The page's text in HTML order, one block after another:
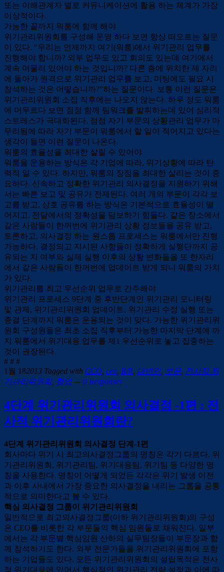
또는 이해관계자 별로 커뮤니케이션에 활용 하는 체계가 가장
이상적이다.
가능한 끝까지 워룸에 함께 해야
위기관리위원회를 구성해 운영 하다 보면 항상 떠오르는 질문
이 있다. “우리는 언제까지 여기(워룸)에서 위기관리 업무를
진행해야 합니까? 외부 업무도 있고 회의도 있는데 여기에서
계속 머물러 있어야 하는 것입니까? 다른 층에 위치한 제 자리
에 돌아가 원격으로 위기관리 업무를 보고, 미팅에도 필요 시
참석하는 것은 어떻습니까?”하는 질문이다. 보통 이런 질문은
위기관리위원회 소집 직후에는 나오지 않는다. 하루 정도 워룸
에 머무르다 보면 점점 함께 팀워크를 발휘하는데 있어 심리적
스트레스가 극대화된다. 점점 자기 부문의 상황관리 업무가 마
무리됨에 따라 자기 부문이 워룸에서 할 일이 적어지고 있다는
생각이 들면 이런 질문이 나온다.
워룸의 효율성을 최대한 살릴 수 있어야
워룸을 운용하는 방식은 각 기업에 따라, 위기상황에 따라 탄
력적 일 수 있다. 하지만, 워룸의 장점을 최대한 살리는 것이 중
요하다. 신속하고 정확한 위기관리 의사결정을 지원하기 위해
서는 빠른 보고 및 공유가 전제된다. 여러 개의 부문이 각각 보
고를 받고, 상호 공유를 하는 방식은 기본적으로 효율성이 떨
어지고, 전달에서의 정확성을 담보하기 힘들다. 같은 장소에서
같은 사람들이 한꺼번에 위기관리 상황 정보들을 공유 받고,
토론하고, 의사결정 하는 원스톱 프로세스는 워룸에서만 진행
가능하다. 결정되고 지시된 사항들이 정확하게 실행단까지 공
유되는 지 여부와 실제 실행 이후의 상황 변화들을 또 한자리
에서 같은 사람들이 한꺼번에 업데이트 받게 되니 워룸의 가치
가 있다.
위기관리를 최고 우선순위 업무로 간주해야
위기관리 프로세스 9단계 중 후반단계인 위기관리 모니터링
및 관제, 위기관리위원회 업데이트, 위기관리 수정 실행 또는
종결 단계까지 워룸은 운용되는 것이 맞다. 가능한 위기관리위
원회 구성원들은 최초 소집 직후부터 가능한 마지막 단계에 까
지 워룸에서 위기대응 업무를 제1 우선순위로 놓고 집중하는
것이 권장된다.
# # #
1월 182013 Tagged with CCO ceo R/R 대변인, 부문 전사적 위
기관리위원회, 협업— 0 Responses
4단계 위기관리위원회 의사결정 -1편 : 전
사적 위기관리위원회란?
4단계 위기관리위원회 의사결정 단계-1편
회사마다 위기 시 최고의사결정그룹의 명칭은 각기 다르다. 위
기관리위원회, 위기관리팀, 위기대응팀, 위기팀 등 다양한 명
칭을 사용한다. 명칭이 어떻게 되었든 각각은 위기 발생 이전
과 이후 사내에서 가장 중요한 의사결정을 내리는 그룹을 공통
적으로 의미한다고 볼 수 있다.
핵심 의사결정 그룹이 위기관리위원회
일반적으로 최고의사결정그룹(이하 위기관리위원회)의 구성
은 CEO를 비롯한 각 부문들의 핵심 임원들로 채워진다. 일부
에서는 각 부문별 핵심임원 산하의 실무팀장들이 부문장과 함
께 참석하기도 한다. 외부 전문가들을 위기관리위원회에 포함
하는 기업들도 있다. 모든 위기관리위원회의 설립목적은 전사
적 위기대응에 있어서 핵심적인 위기관리 전략 설정과 이에 따